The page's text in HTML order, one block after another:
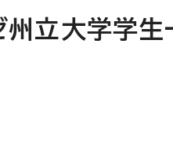
州立大学学